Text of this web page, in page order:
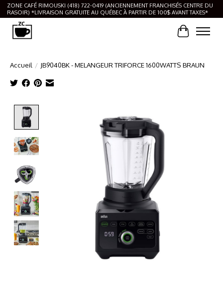
ZONE CAFÉ RIMOUSKI (418) 722-0419 (ANCIENNEMENT FRANCHISÉS CENTRE DU
RASOIR) *LIVRAISON GRATUITE AU QUÉBEC À PARTIR DE 100$ AVANT TAXES*
Panier
Accueil / JB9040BK - MELANGEUR TRIFORCE 1600WATTS BRAUN